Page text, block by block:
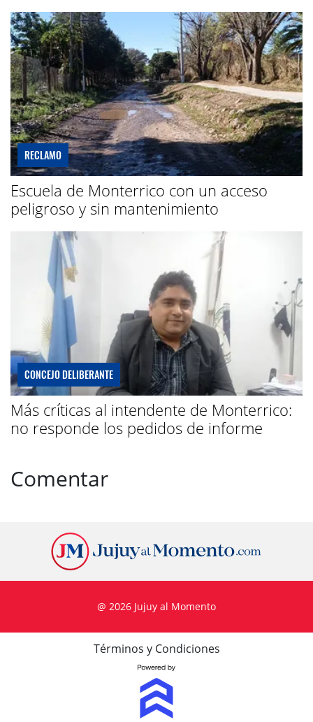
RECLAMO
Escuela de Monterrico con un acceso
peligroso y sin mantenimiento
CONCEJO DELIBERANTE
Más críticas al intendente de Monterrico:
no responde los pedidos de informe
Comentar
@ 2026 Jujuy al Momento
Términos y Condiciones